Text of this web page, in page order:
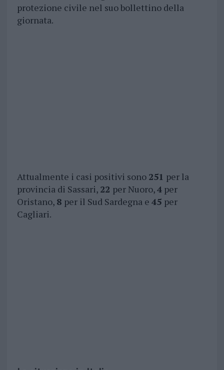
protezione civile nel suo bollettino della
giornata.
Attualmente i casi positivi sono 251 per la
provincia di Sassari, 22 per Nuoro,4per
Oristano, 8 per il Sud Sardegna e 45 per
Cagliari.